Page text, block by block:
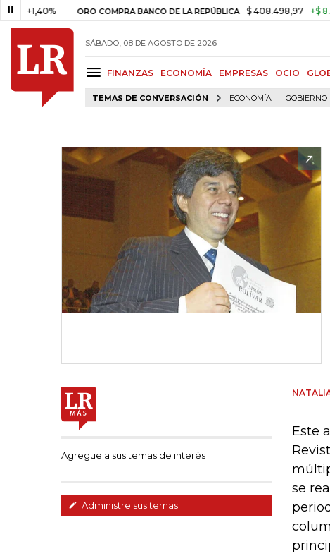
ORO COMPRA BANCO DE LA REPÚBLICA $ 408.498,97 +$ 8.753,81
SÁBADO, 08 DE AGOSTO DE 2026
FINANZAS ECONOMÍA EMPRESAS OCIO
TEMAS DE CONVERSACIÓN ECONOMÍA
Agregue a sus temas de interés
Administre sus temas
Este
se